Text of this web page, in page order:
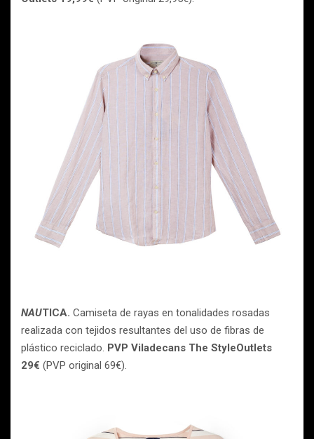
NAUTICA. Camiseta de rayas en tonalidades rosadas
realizada con tejidos resultantes del uso de fibras de
plástico reciclado. PVP Viladecans The StyleOutlets
29€ (PVP original 69€).